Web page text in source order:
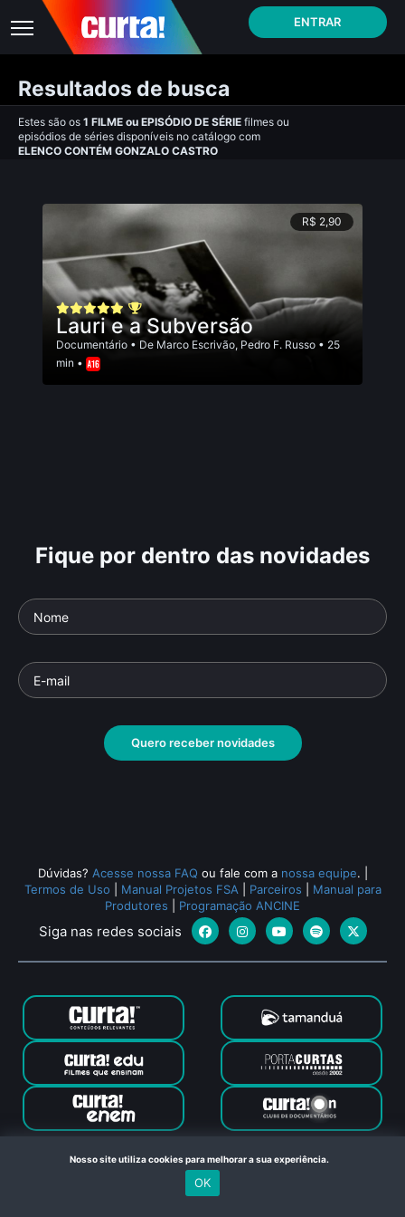
ENTRAR
Resultados de busca
Estes são os 1 FILME ou EPISÓDIO DE SÉRIE filmes ou
episódios de séries disponíveis no catálogo com
ELENCO CONTÉM GONZALO CASTRO
R$ 2,90
Lauri e a Subversão
Documentário • De Marco Escrivão, Pedro F. Russo • 25
min •
Fique por dentro das novidades
Quero receber novidades
Dúvidas? Acesse nossa FAQ ou fale com a nossa equipe.
Termos de Uso
Manual Projetos FSA Parceiros
Manual para
Produtores
Programação ANCINE
Siga nas redes sociais
Canal Curta © 2024. Todos os direitos reservados. Feito com
no Rio de Janeiro
Nosso site utiliza cookies para melhorar a sua experiência.
OK